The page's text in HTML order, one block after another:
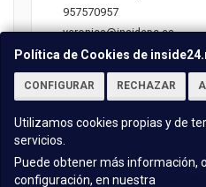
Política de Cookies de
CONFIGURAR RECHAZAR
Utilizamos cookies propias y de
servicios.
Puede obtener más información,
configuración, en nuestra
957570957
veronica@insidepc.es
Horario
Atención telefónica: 09:30 -